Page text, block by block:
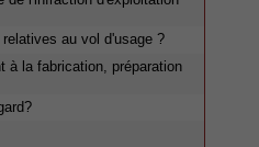
au vol d'usage ?
à la fabrication, préparation